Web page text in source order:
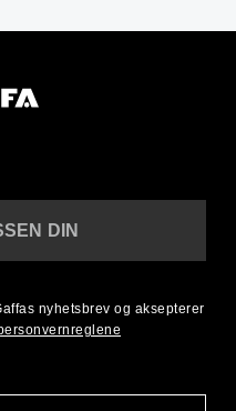
DIN
nyhetsbrev og aksepterer